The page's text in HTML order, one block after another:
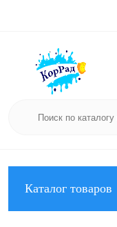
Каталог товаров